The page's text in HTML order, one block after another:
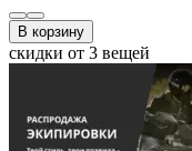
В корзину
скидки от 3 вещей